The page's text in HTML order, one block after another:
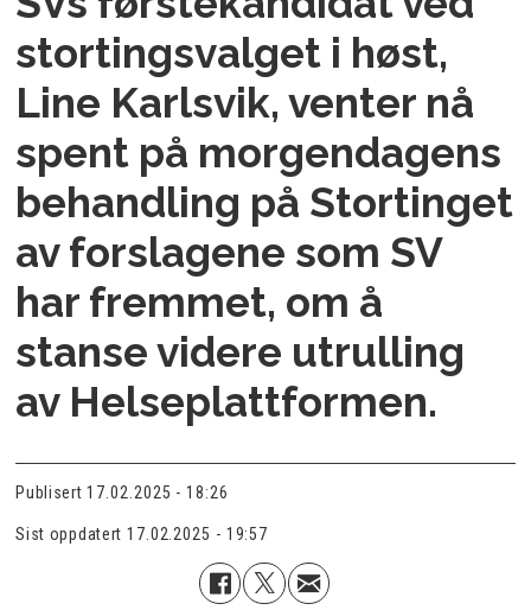
stortingsvalget i høst,
Line Karlsvik, venter nå
spent på morgendagens
behandling på Stortinget
av forslagene som SV
har fremmet, om å
stanse videre utrulling
av Helseplattformen.
Publisert 17.02.2025 - 18:26
Sist oppdatert 17.02.2025 - 19:57